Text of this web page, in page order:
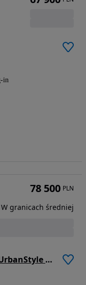
in
Mercedes-Benz GLA 200 7G-DCT UrbanStyle Edition
78 500 PLN
W granicach średniej